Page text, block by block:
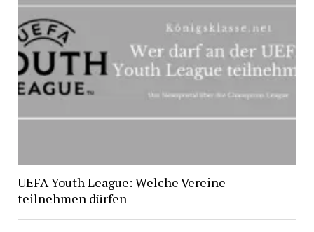
UEFA Youth League: Welche Vereine
teilnehmen dürfen